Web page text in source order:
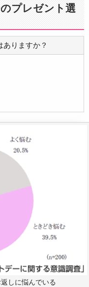
プレゼント選
りますか？
しに悩んでいる